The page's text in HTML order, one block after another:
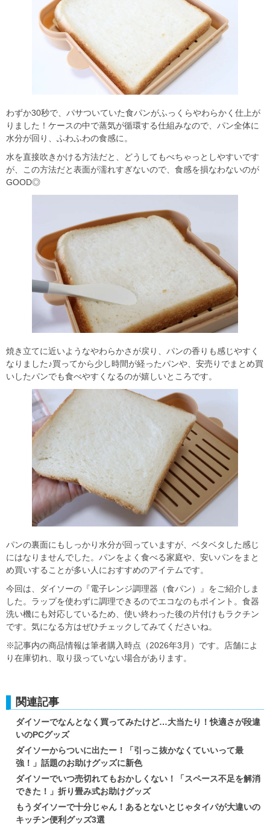
わずか30秒で、パサついていた食パンがふっくらやわらかく仕上が
りました！ケースの中で蒸気が循環する仕組みなので、パン全体に
水分が回り、ふわふわの食感に。
水を直接吹きかける方法だと、どうしてもべちゃっとしやすいです
が、この方法だと表面が濡れすぎないので、食感を損なわないのが
GOOD◎
焼き立てに近いようなやわらかさが戻り、パンの香りも感じやすく
なりました♪買ってから少し時間が経ったパンや、安売りでまとめ買
いしたパンでも食べやすくなるのが嬉しいところです。
パンの裏面にもしっかり水分が回っていますが、ベタベタした感じ
にはなりませんでした。パンをよく食べる家庭や、安いパンをまと
め買いすることが多い人におすすめのアイテムです。
今回は、ダイソーの『電子レンジ調理器（食パン）』をご紹介しま
した。ラップを使わずに調理できるのでエコなのもポイント。食器
洗い機にも対応しているため、使い終わった後の片付けもラクチン
です。気になる方はぜひチェックしてみてくださいね。
※記事内の商品情報は筆者購入時点（2026年3月）です。店舗によ
り在庫切れ、取り扱っていない場合があります。
関連記事
ダイソーでなんとなく買ってみたけど…大当たり！快適さが段違
いのPCグッズ
ダイソーからついに出たー！「引っこ抜かなくていいって最
強！」話題のお助けグッズに新色
ダイソーでいつ売切れてもおかしくない！「スペース不足を解消
できた！」折り畳み式お助けグッズ
もうダイソーで十分じゃん！あるとないとじゃタイパが大違いの
キッチン便利グッズ3選